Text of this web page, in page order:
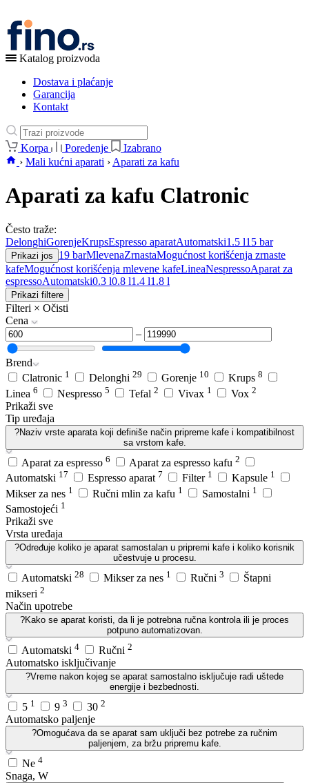
Katalog proizvoda
Dostava i plaćanje
Garancija
Kontakt
Korpa Poredenje
Izabrano
› Mali kućni aparati › Aparati za kafu
Aparati za kafu Clatronic
Često traže:
DelonghiGorenjeKrupsEspresso aparatAutomatski1.5 l15 bar
Prikazi jos 19 barMlevenaZrnastaMogućnost korišćenja zrnaste
kafeMogućnost korišćenja mlevene kafeLineaNespressoAparat za
espressoAutomatski0.3 l0.8 l1.4 l1.8 l
Prikazi filtere
Filteri × Očisti
Cena
–
Brend
Clatronic 1 Delonghi 29 Gorenje 10 Krups 8
Linea 6 Nespresso 5 Tefal 2 Vivax 1 Vox 2
Prikaži sve
Tip uređaja
?Naziv vrste aparata koji definiše način pripreme kafe i kompatibilnost
sa vrstom kafe.
Aparat za espresso 6 Aparat za espresso kafu 2
Automatski 17 Espresso aparat 7 Filter 1 Kapsule 1
Mikser za nes 1 Ručni mlin za kafu 1 Samostalni 1
Samostojeći 1
Prikaži sve
Vrsta uređaja
?Određuje koliko je aparat samostalan u pripremi kafe i koliko korisnik
učestvuje u procesu.
Automatski 28 Mikser za nes 1 Ručni 3
Štapni
mikseri 2
Način upotrebe
?Kako se aparat koristi, da li je potrebna ručna kontrola ili je proces
potpuno automatizovan.
Automatski 4 Ručni 2
Automatsko isključivanje
?Vreme nakon kojeg se aparat samostalno isključuje radi uštede
energije i bezbednosti.
5 1 9 3 30 2
Automatsko paljenje
?Omogućava da se aparat sam uključi bez potrebe za ručnim
paljenjem, za bržu pripremu kafe.
Ne 4
Snaga, W